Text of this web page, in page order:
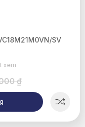
SV
xem
₫